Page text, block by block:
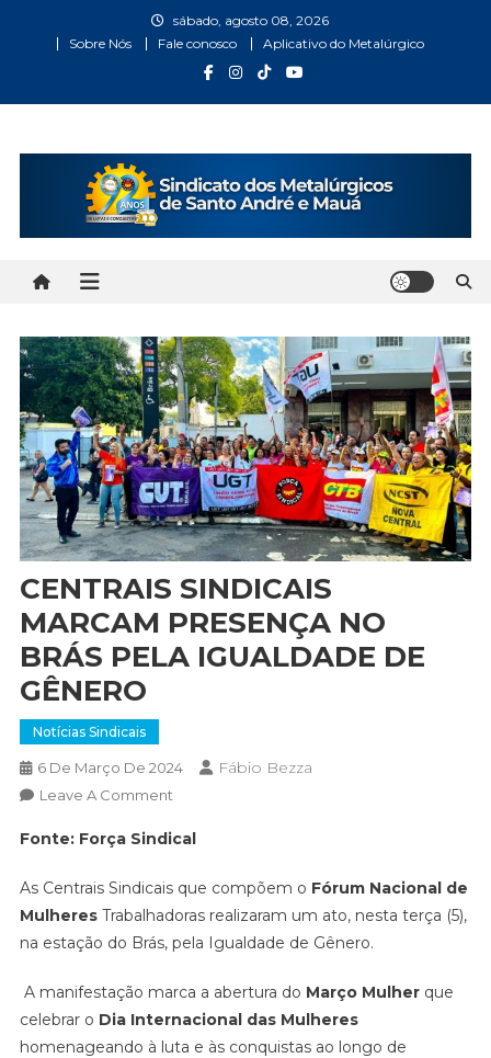
sábado, agosto 08, 2026
Sobre Nós
Fale conosco Aplicativo do Metalúrgico
Metalúrgicos Santo André
e Mauá
CENTRAIS SINDICAIS
MARCAM PRESENÇA NO
BRÁS PELA IGUALDADE DE
GÊNERO
Notícias Sindicais
6 De Março De 2024 Fábio Bezza
Leave A CommentOn
SINDICAIS
PRESENÇA
NO
BRÁS
IGUALDADE
DE
GÊNERO
Fonte: Força Sindical
As Centrais Sindicais que compõem o Fórum Nacional de
MulheresTrabalhadoras realizaram um ato, nesta terça (5),
na estação do Brás, pela Igualdade de Gênero.
A manifestação marca a abertura do Março Mulherque
celebrar o Dia Internacional das Mulheres
homenageando à luta e às conquistas ao longo de